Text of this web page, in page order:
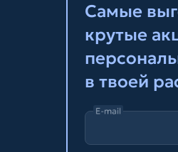
Самые
крутые
в твоей
E-mail